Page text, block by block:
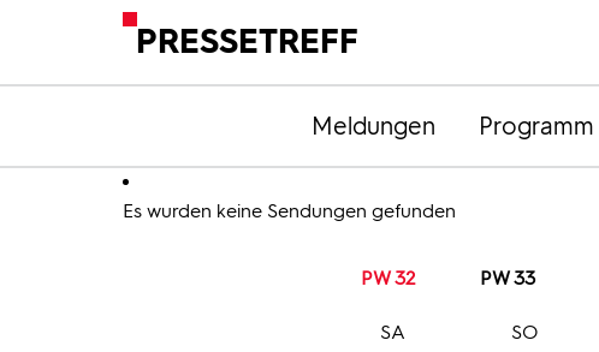
PRESSETREFF
Meldungen Programm
Es wurden keine Sendungen gefunden
PW 32 PW 33
SA SO